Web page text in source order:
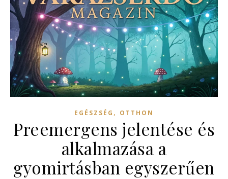
EGÉSZSÉG , OTTHON
Preemergens jelentése és
alkalmazása a
gyomirtásban egyszerűen